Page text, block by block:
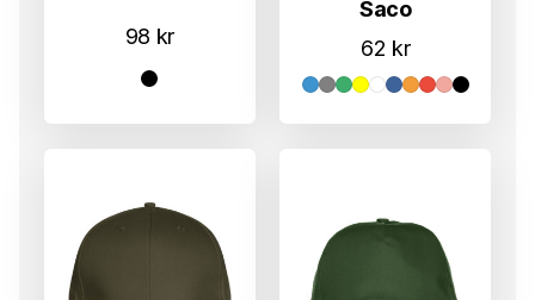
98 kr
Saco
62 kr